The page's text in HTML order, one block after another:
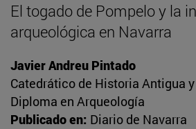
El togado de Pompelo y la
arqueológica en Navarra
Javier Andreu Pintado
Catedrático de Historia Antigua
Diploma en Arqueología
Publicado en: Diario de Navarra